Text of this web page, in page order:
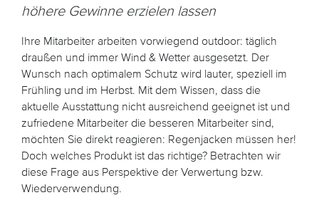
höhere Gewinne erzielen lassen
Ihre Mitarbeiter arbeiten vorwiegend outdoor: täglich
draußen und immer Wind & Wetter ausgesetzt. Der
Wunsch nach optimalem Schutz wird lauter, speziell im
Frühling und im Herbst. Mit dem Wissen, dass die
aktuelle Ausstattung nicht ausreichend geeignet ist und
zufriedene Mitarbeiter die besseren Mitarbeiter sind,
möchten Sie direkt reagieren: Regenjacken müssen her!
Doch welches Produkt ist das richtige? Betrachten wir
diese Frage aus Perspektive der Verwertung bzw.
Wiederverwendung.